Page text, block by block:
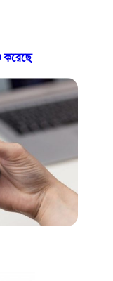
করেছে